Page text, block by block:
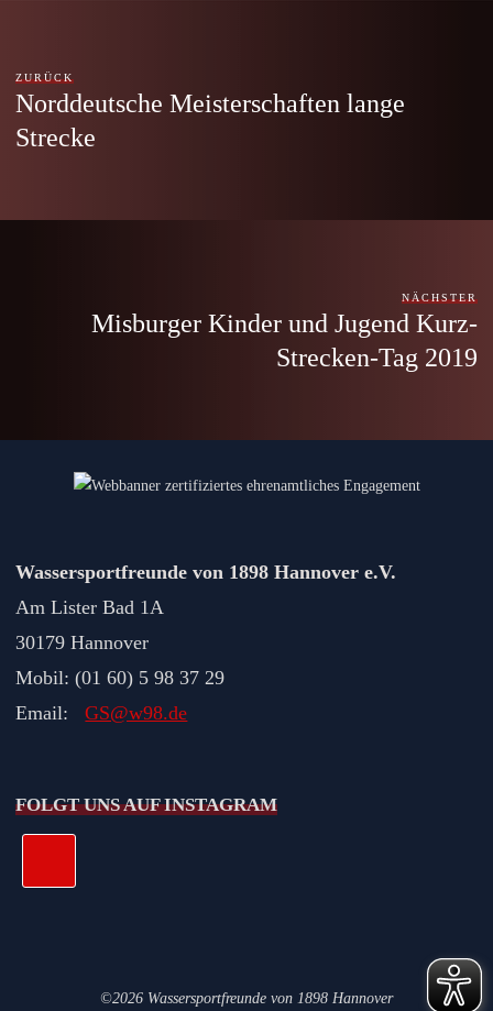
ZURÜCK
Norddeutsche Meisterschaften lange
Strecke
NÄCHSTER
Misburger Kinder und Jugend Kurz-
Strecken-Tag 2019
Wassersportfreunde von 1898 Hannover e.V.
Am Lister Bad 1A
30179 Hannover
Mobil: (01 60) 5 98 37 29
Email:GS@w98.de
FOLGT UNS AUF INSTAGRAM
©2026 Wassersportfreunde von 1898 Hannover